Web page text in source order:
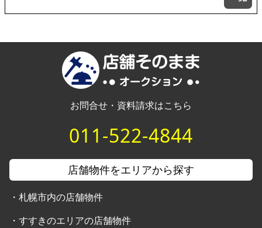
お問合せ・資料請求はこちら
011-522-4844
店舗物件をエリアから探す
・ 札幌市内の店舗物件
・ すすきのエリアの店舗物件